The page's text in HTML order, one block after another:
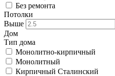
Без ремонта
Потолки
Выше
Дом
Тип дома
Монолитно-кирпичный
Монолитный
Кирпичный Сталинский